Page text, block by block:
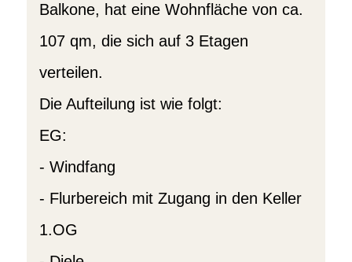
Balkone, hat eine Wohnfläche von ca.
107 qm, die sich auf 3 Etagen
verteilen.
Die Aufteilung ist wie folgt:
EG:
- Windfang
- Flurbereich mit Zugang in den Keller
1.OG